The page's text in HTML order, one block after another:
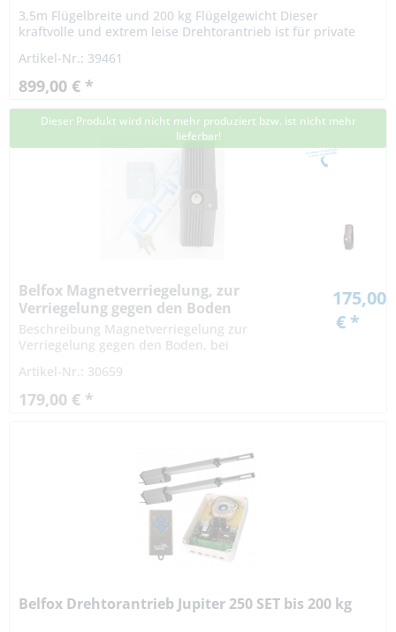
3,5m Flügelbreite und 200 kg Flügelgewicht Dieser
kraftvolle und extrem leise Drehtorantrieb ist für private
Elektrobremse...
Artikel-Nr.: 39461
899,00 € *
Dieser Produkt wird nicht mehr produziert bzw. ist nicht mehr
lieferbar!
Belfox Magnetverriegelung, zur
Verriegelung gegen den Boden
Beschreibung Magnetverriegelung zur
Verriegelung gegen den Boden, bei
Lieferumfang 1 Magnetverriegelung mit
Metallplatte und Schloß mit...
Artikel-Nr.: 30659
179,00 € *
175,00
€ *
Belfox Drehtorantrieb Jupiter 250 SET bis 200 kg